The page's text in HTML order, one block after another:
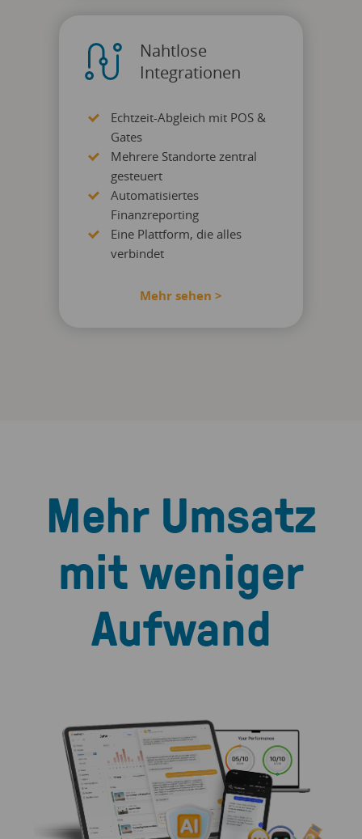
Nahtlose
Integrationen
Echtzeit-Abgleich mit POS &
Gates
Mehrere Standorte zentral
gesteuert
Automatisiertes
Finanzreporting
Eine Plattform, die alles
verbindet
Mehr sehen >
Mehr Umsatz
mit weniger
Aufwand